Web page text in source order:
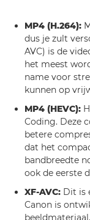
MP4 (H.264):
dus je zult
AVC) is de
het meest
name voor
kunnen op
MP4 (HEVC):
Coding. Deze
betere
dat het
bandbreedte
ook de eerste
XF-AVC: Dit is
Canon is